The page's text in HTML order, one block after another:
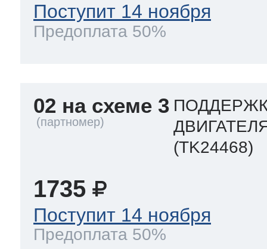
Поступит 14 ноября
Предоплата 50%
02 на схеме 3
(TK24468)
1735
Поступит 14 ноября
Предоплата 50%